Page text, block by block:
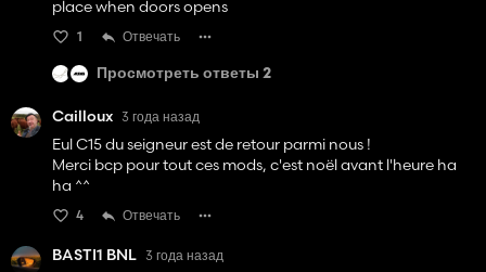
place when doors opens
1 Отвечать
Просмотреть ответы 2
Cailloux 3 года назад
Eul C15 du seigneur est de retour parmi nous !
Merci bcp pour tout ces mods, c'est noël avant l'heure ha
ha ^^
4 Отвечать
BASTI1 BNL 3 года назад